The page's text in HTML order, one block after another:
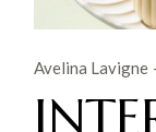
Avelina Lavigne